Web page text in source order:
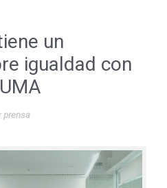
un
igualdad con
prensa